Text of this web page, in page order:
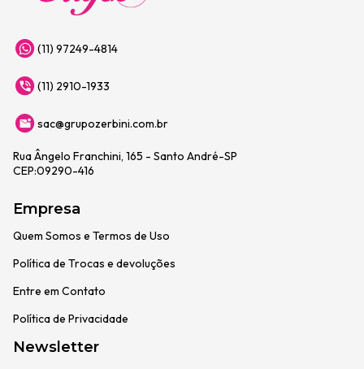
(11) 97249-4814
(11) 2910-1933
sac@grupozerbini.com.br
Rua Ângelo Franchini, 165 - Santo André-SP
CEP:09290-416
Empresa
Quem Somos e Termos de Uso
Política de Trocas e devoluções
Entre em Contato
Política de Privacidade
Newsletter